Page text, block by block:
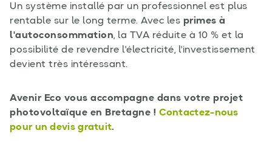
Un système installé par un professionnel est plus
rentable sur le long terme. Avec les primes à
l'autoconsommation, la TVA réduite à 10 % et la
possibilité de revendre l'électricité, l'investissement
devient très intéressant.
Avenir Eco vous accompagne dans votre projet
photovoltaïque en Bretagne ! Contactez-nous
pour un devis gratuit.